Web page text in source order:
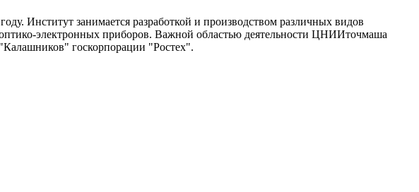
Институт занимается разработкой и производством различных видов
электронных приборов. Важной областью деятельности ЦНИИточмаша
госкорпорации "Ростех".